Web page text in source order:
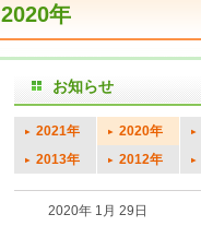
2020年
お知らせ
2021年
2020年
2013年
2012年
2020年 1月 29日